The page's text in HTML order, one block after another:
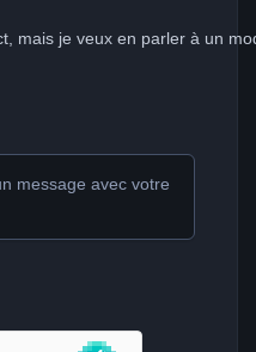
message avec votre